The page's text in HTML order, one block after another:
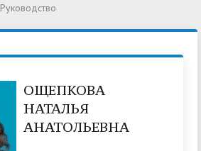
Руководство
ОЩЕПКОВА
НАТАЛЬЯ
АНАТОЛЬЕВНА